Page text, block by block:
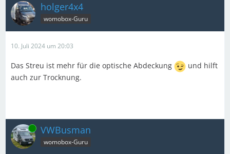
holger4x4
womobox-Guru
10. Juli 2024 um 20:03
Das Streu ist mehr für die optische Abdeckung
und hilft
auch zur Trocknung.
Online VWBusman
womobox-Guru